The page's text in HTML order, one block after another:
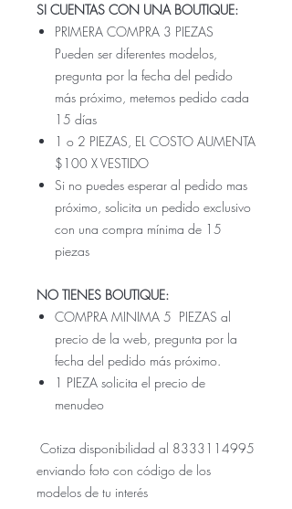
SI CUENTAS CON UNA BOUTIQUE:
PRIMERA COMPRA 3 PIEZAS
Pueden ser diferentes modelos,
pregunta por la fecha del pedido
más próximo, metemos pedido cada
15 días
1 o 2 PIEZAS, EL COSTO AUMENTA
$100 X VESTIDO
Si no puedes esperar al pedido mas
próximo, solicita un pedido exclusivo
con una compra mínima de 15
piezas
NO TIENES BOUTIQUE:
COMPRA MINIMA 5 PIEZAS al
precio de la web, pregunta por la
fecha del pedido más próximo.
1 PIEZA solicita el precio de
menudeo
Cotiza disponibilidad al 8333114995
enviando foto con código de los
modelos de tu interés